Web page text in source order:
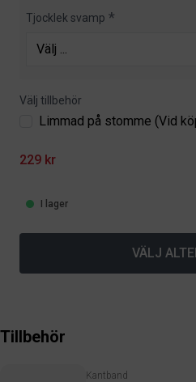
Tjocklek svamp
Välj tillbehör
Limmad på stomme (Vid
229 kr
I lager
VÄLJ
Tillbehör
Kantband